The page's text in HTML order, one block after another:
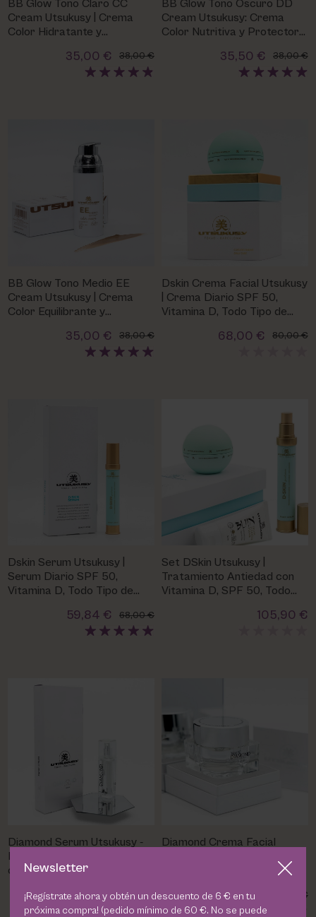
BB Glow Tono Claro CC
Cream Utsukusy | Crema
Color Hidratante y
35,00 € 38,00 €
BB Glow Tono Oscuro DD
Cream Utsukusy: Crema
Color Nutritiva y Protectora
35,50 € 38,00 €
BB Glow Tono Medio EE
Cream Utsukusy | Crema
Color Equilibrante y
35,00 € 38,00 €
Dskin Crema Facial Utsukusy
| Crema Diario SPF 50,
Vitamina D, Todo Tipo de
68,00 € 80,00 €
Dskin Serum Utsukusy |
Serum Diario SPF 50,
Vitamina D, Todo Tipo de
59,84 € 68,00 €
Set DSkin Utsukusy |
Tratamiento Antiedad con
Vitamina D, SPF 50, Todo
105,90 €
Diamond Serum Utsukusy -
Efecto Lifting y Luminosidad
con Ingredientes de Lujo
83,10 € 97,76 €
Diamond Crema Facial
90,48 € 104,00 €
Newsletter
¡Regístrate ahora y obtén un descuento de 6 € en tu
próxima compra! (pedido mínimo de 60 €. No se puede
PHARM FOOT